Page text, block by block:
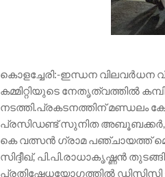
കൊളച്ചേരി:-ഇന്ധന വിലവർധന
കമ്മിറ്റിയുടെ നേതൃത്വത്തിൽ
നടത്തി.പ്രകടനത്തിന്
പ്രസിഡണ്ട് സുനിത
കെ വത്സന്‍ ഗ്രാമ പഞ്ചായത്ത്
സിദ്ദീഖ്, പി.പി.രാധാകൃഷ്ണൻ
പ്രതിഷേധയോഗത്തിൽ ഡിസിസി